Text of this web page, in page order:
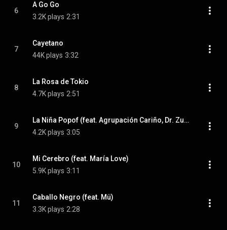
6
A Go Go
3.2K plays 2:31
7
Cayetano
44K plays 3:32
8
La Rosa de Tokio
4.7K plays 2:51
9
La Niña Popof (feat. Agrupación Cariño, Dr. Zupreeme & Sotomayor)
4.2K plays 3:05
10
Mi Cerebro (feat. María Love)
5.9K plays 3:11
11
Caballo Negro (feat. Mü)
3.3K plays 2:28